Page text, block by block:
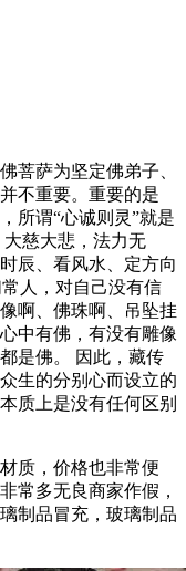
菩萨为坚定佛弟子、
不重要。重要的是
所谓“心诚则灵”就是
慈大悲，法力无
辰、看风水、定方向
人，对自己没有信
啊、佛珠啊、吊坠挂
中有佛，有没有雕像
是佛。 因此，藏传
生的分别心而设立的
质上是没有任何区别
质，价格也非常便
常多无良商家作假，
制品冒充，玻璃制品